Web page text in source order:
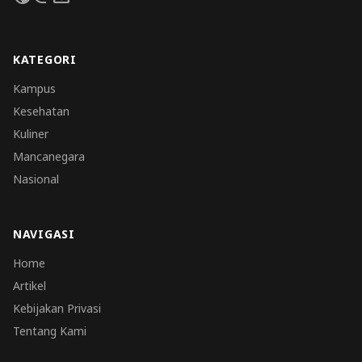
KATEGORI
Kampus
Kesehatan
Kuliner
Mancanegara
Nasional
NAVIGASI
Home
Artikel
Kebijakan Privasi
Tentang Kami